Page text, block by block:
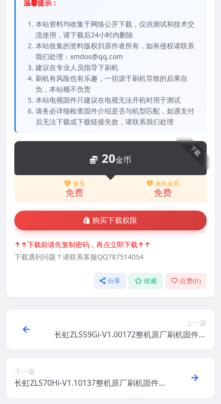
温馨提示：
本站资料均收集于网络公开下载，仅供测试和技术交
流使用，请下载后24小时内删除
本站收集的资料版权归原作者所有，如有侵权请联系
我们处理：xmdos@qq.com
建议在专业人员指导下刷机
刷机有风险也有乐趣，一切源于刷机导致的后果自
负，本站概不负责
本站电视固件只建议在电视无法开机时用于测试
请务必详细检查固件介绍是否与机型匹配，如遇支付
后无法下载或下载链接失效，请联系我们处理
下载
20金币
会员
免费
永久会员
免费
购买下载权限
↑↑下载前请先复制密码，再点立即下载↑↑
下载遇到问题？请联系客服QQ787514054
分享 收藏 点赞(0)
上一篇
长虹ZLS59Gi-V1.00172整机原厂刷机固件下
下一篇
长虹ZLS70Hi-V1.10137整机原厂刷机固件下